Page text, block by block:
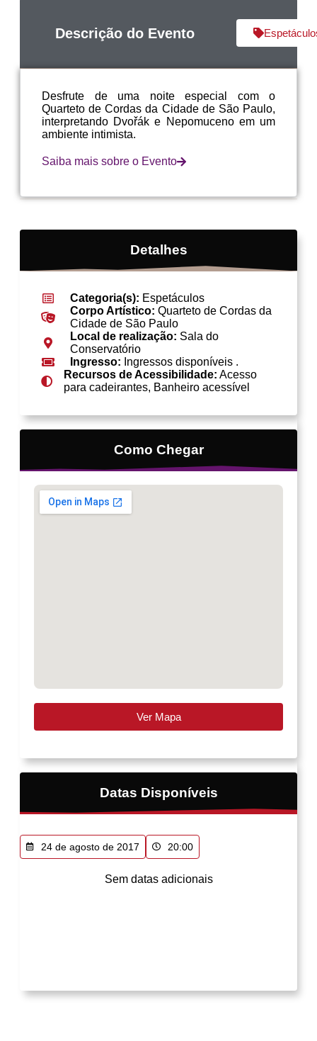
Descrição do Evento
Desfrute de uma noite especial com o
Quarteto de Cordas da Cidade de São Paulo,
interpretando Dvořák e Nepomuceno em um
ambiente intimista.
Saiba mais sobre o Evento
Detalhes
Categoria(s): Espetáculos
Corpo Artístico: Quarteto de Cordas da
Cidade de São Paulo
Local de realização: Sala do
Conservatório
Ingresso: Ingressos disponíveis .
Recursos de Acessibilidade: Acesso
para cadeirantes, Banheiro acessível
Como Chegar
Ver Mapa
Datas Disponíveis
24 de agosto de 2017 20:00
Sem datas adicionais